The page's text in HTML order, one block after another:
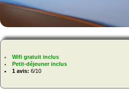
Wifi gratuit inclus
Petit-déjeuner inclus
1 avis: 6/10